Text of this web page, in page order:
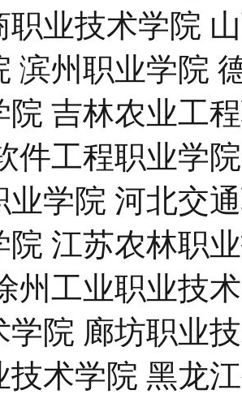
职业技术学院
滨州职业学院
院 吉林农业工
件工程职业学
业学院 河北交
院 江苏农林职
州工业职业技
学院 廊坊职业
技术学院 黑龙